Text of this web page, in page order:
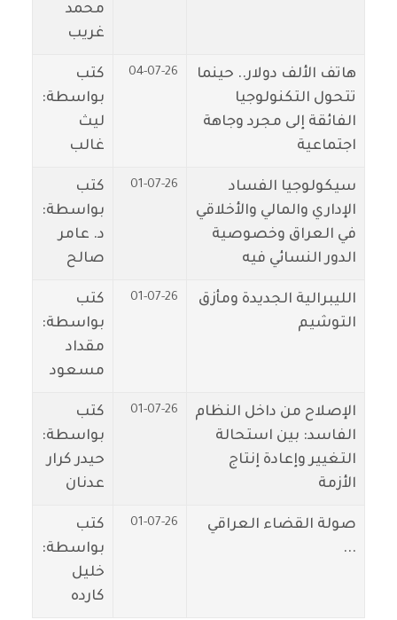
محمد
غريب
هاتف الألف دولار.. حينما
تتحول التكنولوجيا
الفائقة إلى مجرد وجاهة
اجتماعية
04-07-26
كتب
بواسطة:
ليث
غالب
سيكولوجيا الفساد
الإداري والمالي والأخلاقي
في العراق وخصوصية
الدور النسائي فيه
01-07-26
كتب
بواسطة:
د. عامر
صالح
الليبرالية الجديدة ومأزق
التوشيم
01-07-26
كتب
بواسطة:
مقداد
مسعود
الإصلاح من داخل النظام
الفاسد: بين استحالة
التغيير وإعادة إنتاج
الأزمة
01-07-26
كتب
بواسطة:
حيدر كرار
عدنان
صولة القضاء العراقي
...
01-07-26
كتب
بواسطة:
خليل
كارده